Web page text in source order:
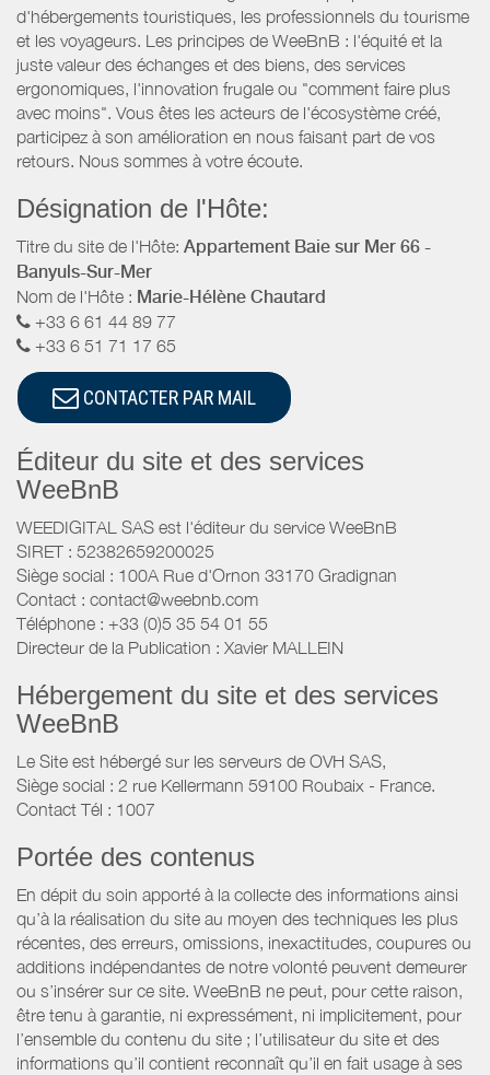
d'hébergements touristiques, les professionnels du tourisme
et les voyageurs. Les principes de WeeBnB : l'équité et la
juste valeur des échanges et des biens, des services
ergonomiques, l'innovation frugale ou "comment faire plus
avec moins". Vous êtes les acteurs de l'écosystème créé,
participez à son amélioration en nous faisant part de vos
retours. Nous sommes à votre écoute.
Désignation de l'Hôte:
Titre du site de l'Hôte: Appartement Baie sur Mer 66 -
Banyuls-Sur-Mer
Nom de l'Hôte : Marie-Hélène Chautard
+33 6 61 44 89 77
+33 6 51 71 17 65
CONTACTER PAR MAIL
Éditeur du site et des services
WeeBnB
WEEDIGITAL SAS est l'éditeur du service WeeBnB
SIRET : 52382659200025
Siège social : 100A Rue d'Ornon 33170 Gradignan
Contact : contact@weebnb.com
Téléphone : +33 (0)5 35 54 01 55
Directeur de la Publication : Xavier MALLEIN
Hébergement du site et des services
WeeBnB
Le Site est hébergé sur les serveurs de OVH SAS,
Siège social : 2 rue Kellermann 59100 Roubaix - France.
Contact Tél : 1007
Portée des contenus
En dépit du soin apporté à la collecte des informations ainsi
qu’à la réalisation du site au moyen des techniques les plus
récentes, des erreurs, omissions, inexactitudes, coupures ou
additions indépendantes de notre volonté peuvent demeurer
ou s’insérer sur ce site. WeeBnB ne peut, pour cette raison,
être tenu à garantie, ni expressément, ni implicitement, pour
l’ensemble du contenu du site ; l’utilisateur du site et des
informations qu’il contient reconnaît qu’il en fait usage à ses